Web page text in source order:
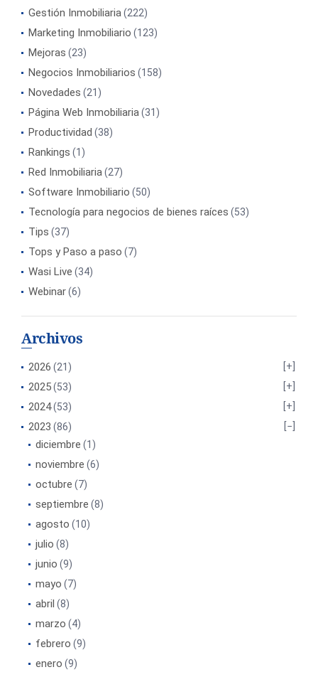
Gestión Inmobiliaria(222)
Marketing Inmobiliario (123)
Mejoras (23)
Negocios Inmobiliarios (158)
Novedades (21)
Página Web Inmobiliaria(31)
Productividad (38)
Rankings (1)
Red Inmobiliaria(27)
Software Inmobiliario (50)
Tecnología para negocios de bienes raíces (53)
Tips (37)
Tops y Paso a paso (7)
Wasi Live (34)
Webinar(6)
Archivos
2026 (21)
2025(53)
2024(53)
2023 (86)
diciembre (1)
noviembre (6)
octubre (7)
septiembre (8)
agosto (10)
julio (8)
junio (9)
mayo (7)
abril (8)
marzo (4)
febrero (9)
enero (9)